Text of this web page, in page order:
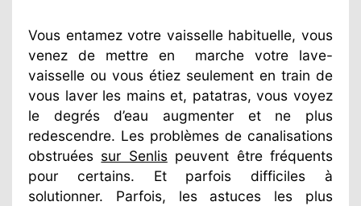
Vous entamez votre vaisselle habituelle, vous
venez de mettre en
marche votre lave-
vaisselle ou vous étiez seulement en train de
vous laver les mains et, patatras, vous voyez
le degrés d’eau augmenter et ne plus
redescendre. Les problèmes de canalisations
obstruées sur Senlispeuvent être fréquents
pour certains. Et parfois difficiles à
solutionner. Parfois, les astuces les plus